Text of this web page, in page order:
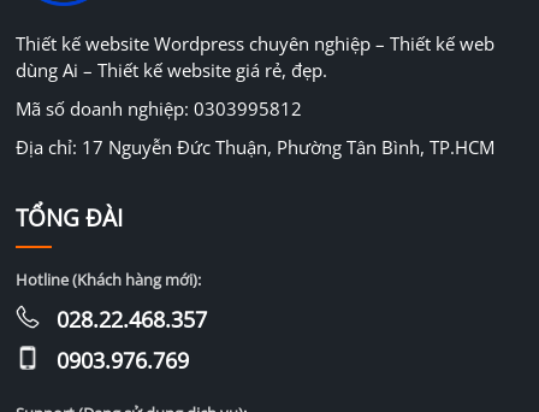
Thiết kế website Wordpress chuyên nghiệp – Thiết kế web
dùng Ai – Thiết kế website giá rẻ, đẹp.
Mã số doanh nghiệp: 0303995812
Địa chỉ: 17 Nguyễn Đức Thuận, Phường Tân Bình, TP.HCM
TỔNG ĐÀI
Hotline (Khách hàng mới):
028.22.468.357
0903.976.769